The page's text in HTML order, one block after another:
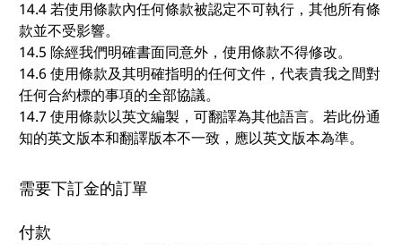
14.4 若使用條款內任何條款被認定不可執行，其他所有條
款並不受影響。
14.5 除經我們明確書面同意外，使用條款不得修改。
14.6 使用條款及其明確指明的任何文件，代表貴我之間對
任何合約標的事項的全部協議。
14.7 使用條款以英文編製，可翻譯為其他語言。若此份通
知的英文版本和翻譯版本不一致，應以英文版本為準。
需要下訂金的訂單
付款